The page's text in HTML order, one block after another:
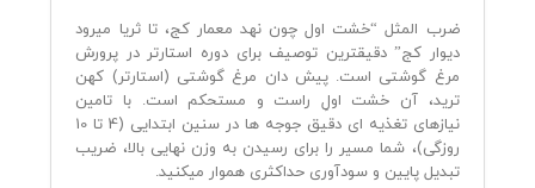
ضرب‌ المثل “خشت اول چون نهد معمار کج، تا ثریا میرود
دیوار کج” دقیقترین توصیف برای دوره استارتر در پرورش
مرغ گوشتی است. پیش دان مرغ گوشتی (استارتر) کهن
ترید، آن خشت اولِ راست و مستحکم است. با تامین
نیازهای تغذیه‌ ای دقیق جوجه‌ ها در سنین ابتدایی (4 تا 10
روزگی)، شما مسیر را برای رسیدن به وزن نهایی بالا، ضریب
تبدیل پایین و سودآوری حداکثری هموار میکنید.